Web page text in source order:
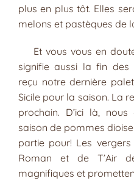
plus en plus tôt. Elles
melons et pastèques de
Et vous vous en
signifie aussi la fin des
reçu notre dernière
Sicile pour la saison. La
prochain. D’ici là,
saison de pommes
partie pour! Les
Roman et de T’Air
magnifiques et